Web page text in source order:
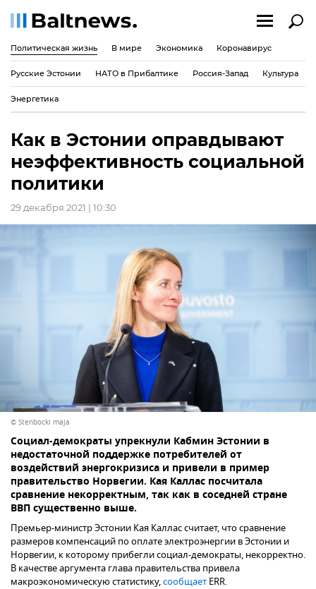
Политическая жизнь В мире Экономика Коронавирус
Русские Эстонии НАТО в Прибалтике Россия-Запад Культура
Энергетика
Как в Эстонии оправдывают
неэффективность социальной
политики
29 декабря 2021 | 10:30
© Stenbocki maja
Социал-демократы упрекнули Кабмин Эстонии в
недостаточной поддержке потребителей от
воздействий энергокризиса и привели в пример
правительство Норвегии. Кая Каллас посчитала
сравнение некорректным, так как в соседней стране
ВВП существенно выше.
Премьер-министр Эстонии Кая Каллас считает, что сравнение
размеров компенсаций по оплате электроэнергии в Эстонии и
Норвегии, к которому прибегли социал-демократы, некорректно.
В качестве аргумента глава правительства привела
макроэкономическую статистику,сообщает ERR.